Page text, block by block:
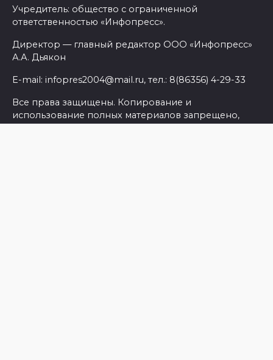
Учредитель: общество с ограниченной
ответственностью «Инфопресс».
Директор — главный редактор ООО «Инфопресс»
А.А. Дьякон
E-mail: infopres2004@mail.ru, тел.: 8(86356) 4-29-33
Все права защищены. Копирование и
использование полных материалов запрещено,